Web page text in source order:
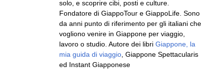
solo, e scoprire cibi, posti e culture.
Fondatore di GiappoTour e GiappoLife. Sono
da anni punto di riferimento per gli italiani che
vogliono venire in Giappone per viaggio,
lavoro o studio. Autore dei libri Giappone, la
mia guida di viaggio , Giappone Spettacularis
ed Instant Giapponese